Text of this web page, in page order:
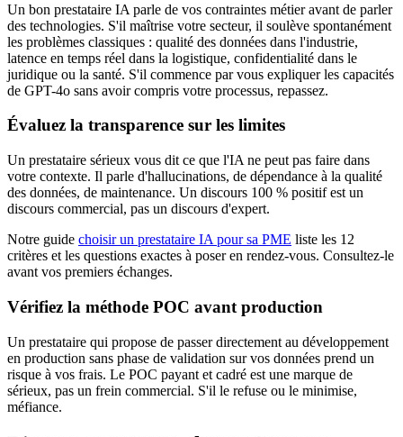
Un bon prestataire IA parle de vos contraintes métier avant de parler
des technologies. S'il maîtrise votre secteur, il soulève spontanément
les problèmes classiques : qualité des données dans l'industrie,
latence en temps réel dans la logistique, confidentialité dans le
juridique ou la santé. S'il commence par vous expliquer les capacités
de GPT-4o sans avoir compris votre processus, repassez.
Évaluez la transparence sur les limites
Un prestataire sérieux vous dit ce que l'IA ne peut pas faire dans
votre contexte. Il parle d'hallucinations, de dépendance à la qualité
des données, de maintenance. Un discours 100 % positif est un
discours commercial, pas un discours d'expert.
Notre guide choisir un prestataire IA pour sa PME liste les 12
critères et les questions exactes à poser en rendez-vous. Consultez-le
avant vos premiers échanges.
Vérifiez la méthode POC avant production
Un prestataire qui propose de passer directement au développement
en production sans phase de validation sur vos données prend un
risque à vos frais. Le POC payant et cadré est une marque de
sérieux, pas un frein commercial. S'il le refuse ou le minimise,
méfiance.